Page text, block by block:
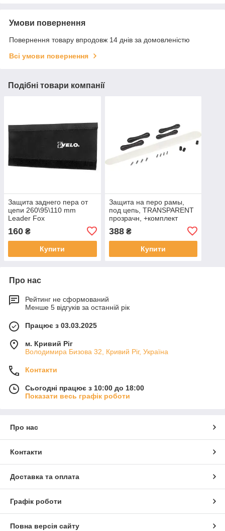
Умови повернення
Повернення товару впродовж 14 днів за домовленістю
Всі умови повернення
Подібні товари компанії
Защита заднего пера от
цепи 260\95\110 mm
Leader Fox
160 ₴
Купити
Защита на перо рамы,
под цепь, TRANSPARENT
прозрачн, +комплект
388₴
Купити
Про нас
Рейтинг не сформований
Менше 5 відгуків за останній рік
Працює з 03.03.2025
м. Кривий Ріг
Володимира Бизова 32, Кривий Ріг, Україна
Контакти
Сьогодні працює з 10:00 до 18:00
Показати весь графік роботи
Про нас
Контакти
Доставка та оплата
Графік роботи
Повна версія сайту